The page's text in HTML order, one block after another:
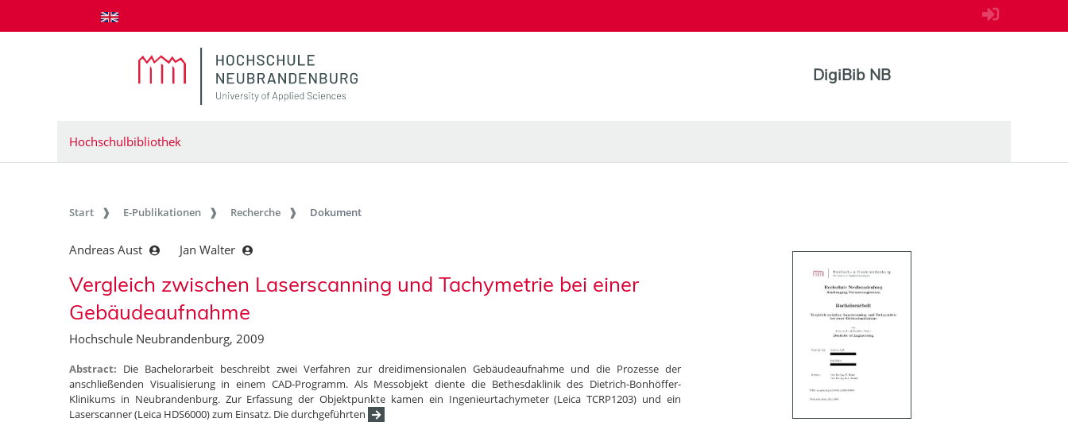
zum Inhalt springen
DigiBib NB
Hochschulbibliothek
Start E-Publikationen Recherche Dokument
Andreas Aust Jan Walter
Vergleich zwischen Laserscanning und Tachymetrie bei einer
Gebäudeaufnahme
Hochschule Neubrandenburg, 2009
Abstract: Die Bachelorarbeit beschreibt zwei Verfahren zur dreidimensionalen Gebäudeaufnahme und die Prozesse der
anschließenden Visualisierung in einem CAD-Programm. Als Messobjekt diente die Bethesdaklinik des Dietrich-Bonhöffer-
Klinikums in Neubrandenburg. Zur Erfassung der Objektpunkte kamen ein Ingenieurtachymeter (Leica TCRP1203) und ein
Laserscanner (Leica HDS6000) zum Einsatz. Die durchgeführten